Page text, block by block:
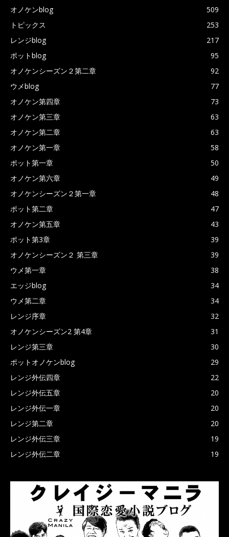
オノケンblog
509
トピックス
253
レンジblog
217
ポットblog
95
オノケンシーズン２第二章
92
ウメblog
77
オノケン第四章
73
オノケン第三章
63
オノケン第二章
63
オノケン第一章
58
ポット第一章
50
オノケン第六章
49
オノケンシーズン２第一章
48
ポット第二章
47
オノケン第五章
43
ポット第3章
39
オノケンシーズン２ 第三章
39
ウメ第一章
38
エッジblog
34
ウメ第二章
34
レンジ序章
32
オノケンシーズン2 第4章
31
レンジ第三章
30
ポットオノケンblog
29
レンジ外伝四章
22
レンジ外伝五章
20
レンジ外伝一章
20
レンジ第二章
20
レンジ外伝三章
19
レンジ外伝二章
19